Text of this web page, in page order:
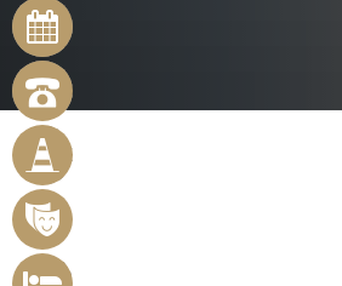
ONLINE-
TERMINE
NOTRUFNUMMERN
BÜRGER
MELDEN
MÄNGEL
VERANSTALTUNGSÜBERSICHT
UNTERKUNFT